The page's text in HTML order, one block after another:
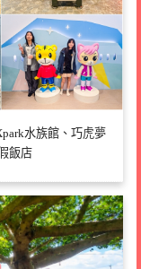
水族館、巧虎夢
飯店